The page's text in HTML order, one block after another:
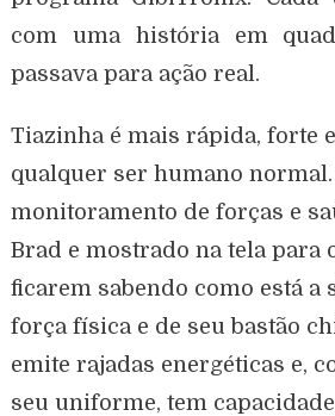
com uma história em
passava para ação real.
Tiazinha é mais rápida, forte
qualquer ser humano normal.
monitoramento de forças e
Brad e mostrado na tela para
ficarem sabendo como está a
força física e de seu bastão
emite rajadas energéticas e,
seu uniforme, tem